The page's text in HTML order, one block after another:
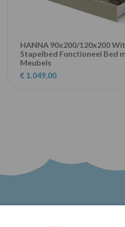
HANNA 90x200/120x200
Stapelbed Functioneel Bed
Meubels
€ 1.049,00